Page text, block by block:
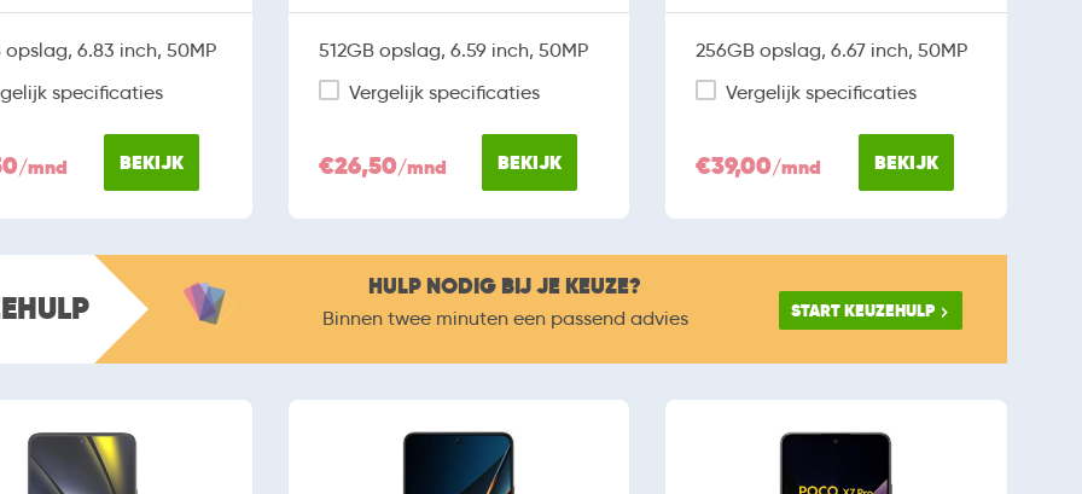
opslag, 6.83 inch, 50MP
specificaties
/mnd BEKIJK
512GB opslag, 6.59 inch, 50MP
Vergelijk specificaties
€26,50/mnd BEKIJK
256GB opslag, 6.67 inch, 50MP
Vergelijk specificaties
€39,00/mnd BEKIJK
HULP NODIG BIJ JE KEUZE?
Binnen twee minuten een passend advies START KEUZEHULP